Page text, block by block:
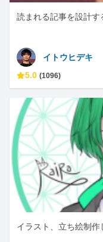
読まれる記事を設計
イトウヒデキ
5.0 (1096)
イラスト、立ち絵制作